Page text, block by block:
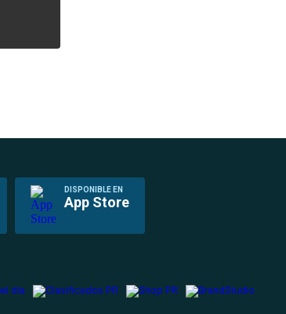
DISPONIBLE EN
App Store